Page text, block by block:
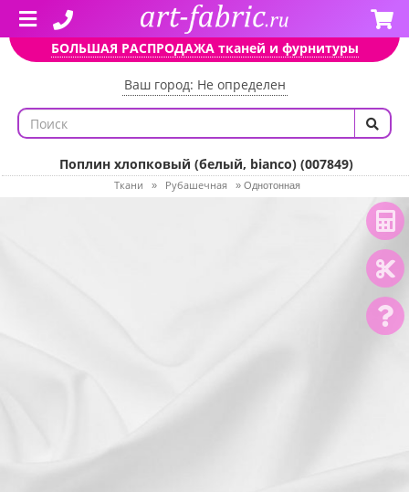
БОЛЬШАЯ РАСПРОДАЖА тканей и фурнитуры
Ваш город: Не определен
Поплин хлопковый (белый, bianco) (007849)
Ткани » Рубашечная » Однотонная